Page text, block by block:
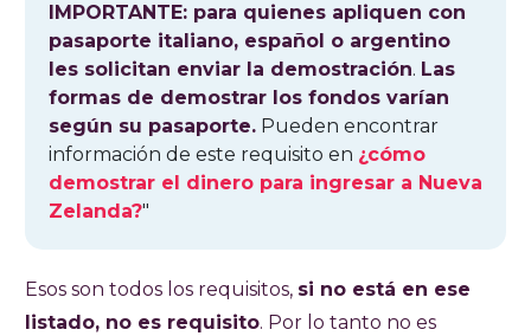
IMPORTANTE: para quienes apliquen con
pasaporte italiano, español o argentino
les solicitan enviar la demostración. Las
formas de demostrar los fondos varían
según su pasaporte. Pueden encontrar
información de este requisito en ¿cómo
demostrar el dinero para ingresar a Nueva
Zelanda?"
Esos son todos los requisitos, si no está en ese
listado, no es requisito. Por lo tanto no es